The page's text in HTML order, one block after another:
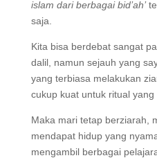
islam dari berbagai bid’ah’
saja.
Kita bisa berdebat sangat
dalil, namun sejauh yang
yang terbiasa melakukan
cukup kuat untuk ritual yang
Maka mari tetap berziarah,
mendapat hidup yang
mengambil berbagai